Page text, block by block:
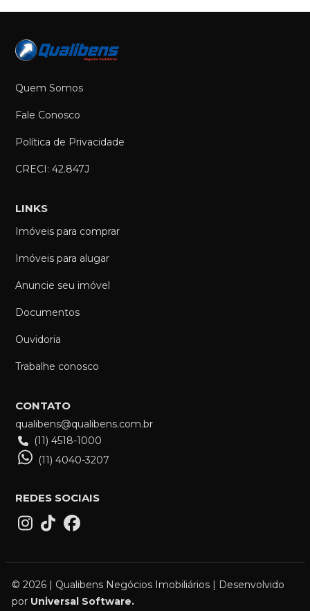
Quem Somos
Fale Conosco
Política de Privacidade
CRECI: 42.847J
LINKS
Imóveis para comprar
Imóveis para alugar
Anuncie seu imóvel
Documentos
Ouvidoria
Trabalhe conosco
CONTATO
qualibens@qualibens.com.br
(11) 4518-1000
(11) 4040-3207
REDES SOCIAIS
© 2026 | Qualibens Negócios Imobiliários | Desenvolvido
por Universal Software.